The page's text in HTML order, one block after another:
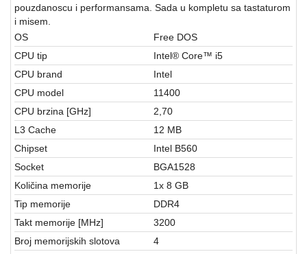
Kućni
aparati
Software
Sve
kategorije
pouzdanoscu i performansama. Sada u kompletu sa tastaturom
i misem.
OS
Free DOS
CPU tip
Intel® Core™ i5
CPU brand
Intel
CPU model
11400
CPU brzina [GHz]
2,70
L3 Cache
12 MB
Chipset
Intel B560
Socket
BGA1528
Količina memorije
1x 8 GB
Tip memorije
DDR4
Takt memorije [MHz]
3200
Broj memorijskih slotova
4